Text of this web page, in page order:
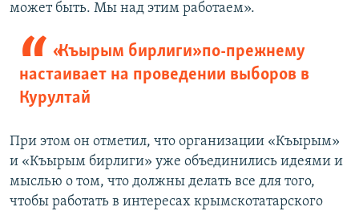
может быть. Мы над этим работаем».
«Къырым бирлиги» по-прежнему
настаивает на проведении выборов в
Курултай
При этом он отметил, что организации «Къырым»
и «Къырым бирлиги» уже объединились идеями и
мыслью о том, что должны делать все для того,
чтобы работать в интересах крымскотатарского